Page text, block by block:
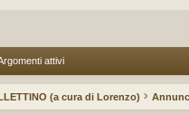
attivi
(a cura di Lorenzo)